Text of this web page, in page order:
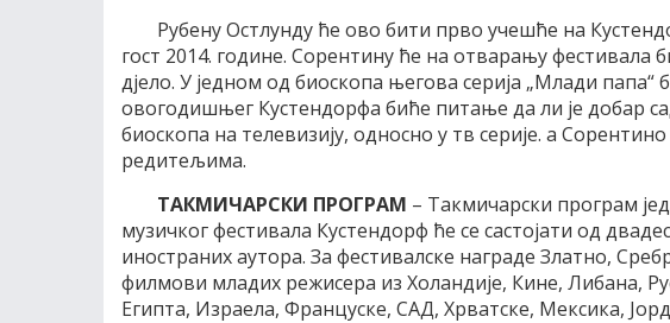
Рубену Остлунду ће ово бити прво учешће на
гост 2014. године. Сорентину ће на отварању фестивала
дјело. У једном од биоскопа његова серија „Млади папа“
овогодишњег Кустендорфа биће питање да ли је добар
биоскопа на телевизију, односно у тв серије. а
редитељима.
ТАКМИЧАРСКИ ПРОГРАМ – Такмичарски програм
музичког фестивала Кустендорф ће се састојати од
иностраних аутора. За фестивалске награде Златно,
филмови младих режисера из Холандије, Кине, Либана,
Египта, Израела, Француске, САД, Хрватске, Мексика,